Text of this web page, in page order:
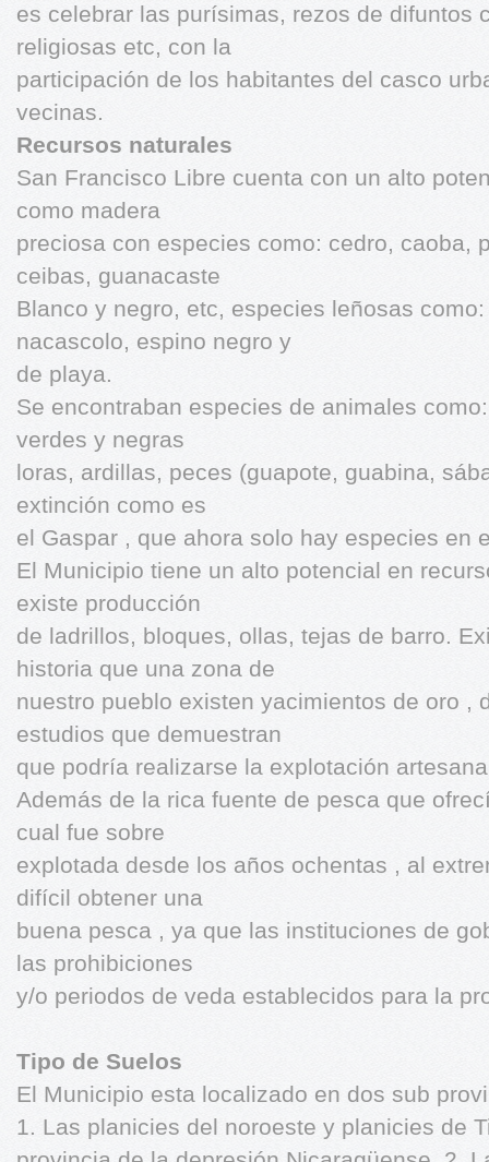
es celebrar las purísimas, rezos de difuntos
religiosas etc, con la
participación de los habitantes del casco
vecinas.
Recursos naturales
San Francisco Libre cuenta con un alto
como madera
preciosa con especies como: cedro, caoba,
ceibas, guanacaste
Blanco y negro, etc, especies leñosas
nacascolo, espino negro y
de playa.
Se encontraban especies de animales
verdes y negras
loras, ardillas, peces (guapote, guabina,
extinción como es
el Gaspar , que ahora solo hay especies en
El Municipio tiene un alto potencial en
existe producción
de ladrillos, bloques, ollas, tejas de barro.
historia que una zona de
nuestro pueblo existen yacimientos de oro ,
estudios que demuestran
que podría realizarse la explotación
Además de la rica fuente de pesca que
cual fue sobre
explotada desde los años ochentas , al
difícil obtener una
buena pesca , ya que las instituciones de
las prohibiciones
y/o periodos de veda establecidos para la
Tipo de Suelos
El Municipio esta localizado en dos sub
1. Las planicies del noroeste y planicies de